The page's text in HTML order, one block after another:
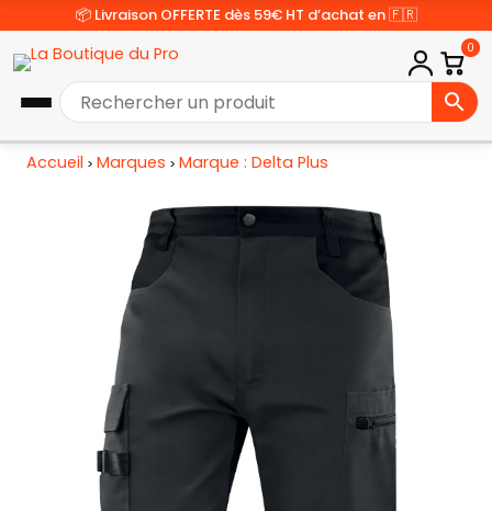
📦 Livraison OFFERTE dès 59€ HT d’achat en 🇫🇷
0
Accueil > Marques > Marque : Delta Plus